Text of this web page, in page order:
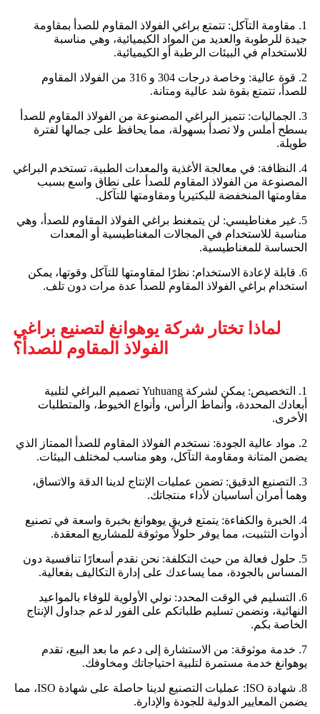
1. مقاومة التآكل: تتمتع براغي الفولاذ المقاوم للصدأ بمقاومة
جيدة للرطوبة والعديد من المواد الكيميائية، وهي مناسبة
للاستخدام في البيئات الرطبة أو الكيميائية.
2. قوة عالية: وخاصة درجات 304 و 316 من الفولاذ المقاوم
للصدأ، تتمتع بقوة شد عالية ومتانة.
3. الجماليات: تتميز البراغي المصنوعة من الفولاذ المقاوم للصدأ
بسطح أملس ولا تصدأ بسهولة، مما يحافظ على جمالها لفترة
طويلة.
4. النظافة: في معالجة الأغذية والمعدات الطبية، تستخدم البراغي
المصنوعة من الفولاذ المقاوم للصدأ على نطاق واسع بسبب
مقاومتها المنخفضة للبكتيريا ومقاومتها للتآكل.
5. غير مغناطيسي: لن يتمغنط براغي الفولاذ المقاوم للصدأ، وهي
مناسبة للاستخدام في المجالات المغناطيسية أو المعدات
الحساسة للمغناطيسية.
6. قابلة لإعادة الاستخدام: نظرًا لمقاومتها للتآكل وقوتها، يمكن
استخدام براغي الفولاذ المقاوم للصدأ عدة مرات دون تلف.
لماذا تختار شركة يوهوانغ لتصنيع براغي
الفولاذ المقاوم للصدأ؟
1. التخصيص: يمكن لشركة Yuhuang تصميم البراغي لتلبية
أبعادك المحددة، وأنماط الرأس، وأنواع الخيوط، والمتطلبات
الأخرى.
2. مواد عالية الجودة: نستخدم الفولاذ المقاوم للصدأ الممتاز الذي
يضمن المتانة ومقاومة التآكل، وهو مناسب لمختلف البيئات.
3. التصنيع الدقيق: تضمن عمليات الإنتاج لدينا الدقة والاتساق،
وهما أمران أساسيان لأداء منتجاتك.
4. الخبرة والكفاءة: يتمتع فريق يوهوانغ بخبرة واسعة في تصنيع
أدوات التثبيت، مما يوفر حلولاً موثوقة للمشاريع المعقدة.
5. حلول فعالة من حيث التكلفة: نحن نقدم أسعارًا تنافسية دون
المساس بالجودة، مما يساعدك على إدارة التكاليف بفعالية.
6. التسليم في الوقت المحدد: نولي الأولوية للوفاء بالمواعيد
النهائية، ونضمن تسليم طلباتكم على الفور لدعم جداول الإنتاج
الخاصة بكم.
7. خدمة موثوقة: من الاستشارة إلى دعم ما بعد البيع، تقدم
يوهوانغ خدمة مستمرة لتلبية احتياجاتك ومخاوفك.
8. شهادة ISO: عمليات التصنيع لدينا حاصلة على شهادة ISO، مما
يضمن المعايير الدولية للجودة والإدارة.